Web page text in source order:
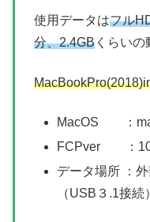
使用データはフル
分、2.4GB くらいの
MacOS ：
FCPver ：
データ場所 ：
（USB３.1接続）